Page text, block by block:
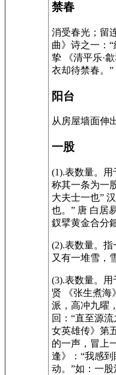
禁春
消受春光；留
曲》诗之一：
挚 《清平乐·
衣却待禁春。”
阳台
从房屋墙面伸
一股
(1).表数量。用
称其一条为一
大夫士一也”
也。” 唐 白居
釵擘黄金合分
(2).表数量。
又有一堆雪，
(3).表数量。
贤 《张生煮海
派，高冲九曜
回：“直至源
女英雄传》第
的一声，冒上
逢》：“我感
动。”如：一